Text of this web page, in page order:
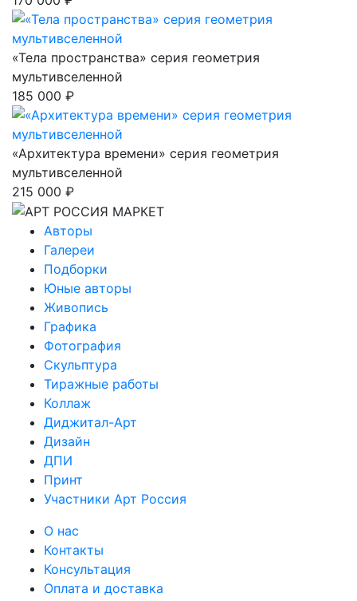
«Тела пространства» серия геометрия
мультивселенной
185 000 ₽
«Архитектура времени» серия геометрия
мультивселенной
215 000 ₽
Авторы
Галереи
Подборки
Юные авторы
Живопись
Графика
Фотография
Скульптура
Тиражные работы
Коллаж
Диджитал-Арт
Дизайн
ДПИ
Принт
Участники Арт Россия
О нас
Контакты
Консультация
Оплата и доставка